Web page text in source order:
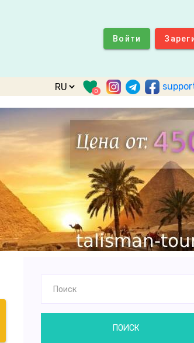
Войти
0
ПОИСК